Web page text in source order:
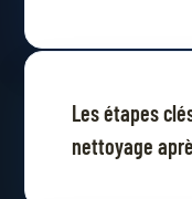
Les étapes
nettoyage